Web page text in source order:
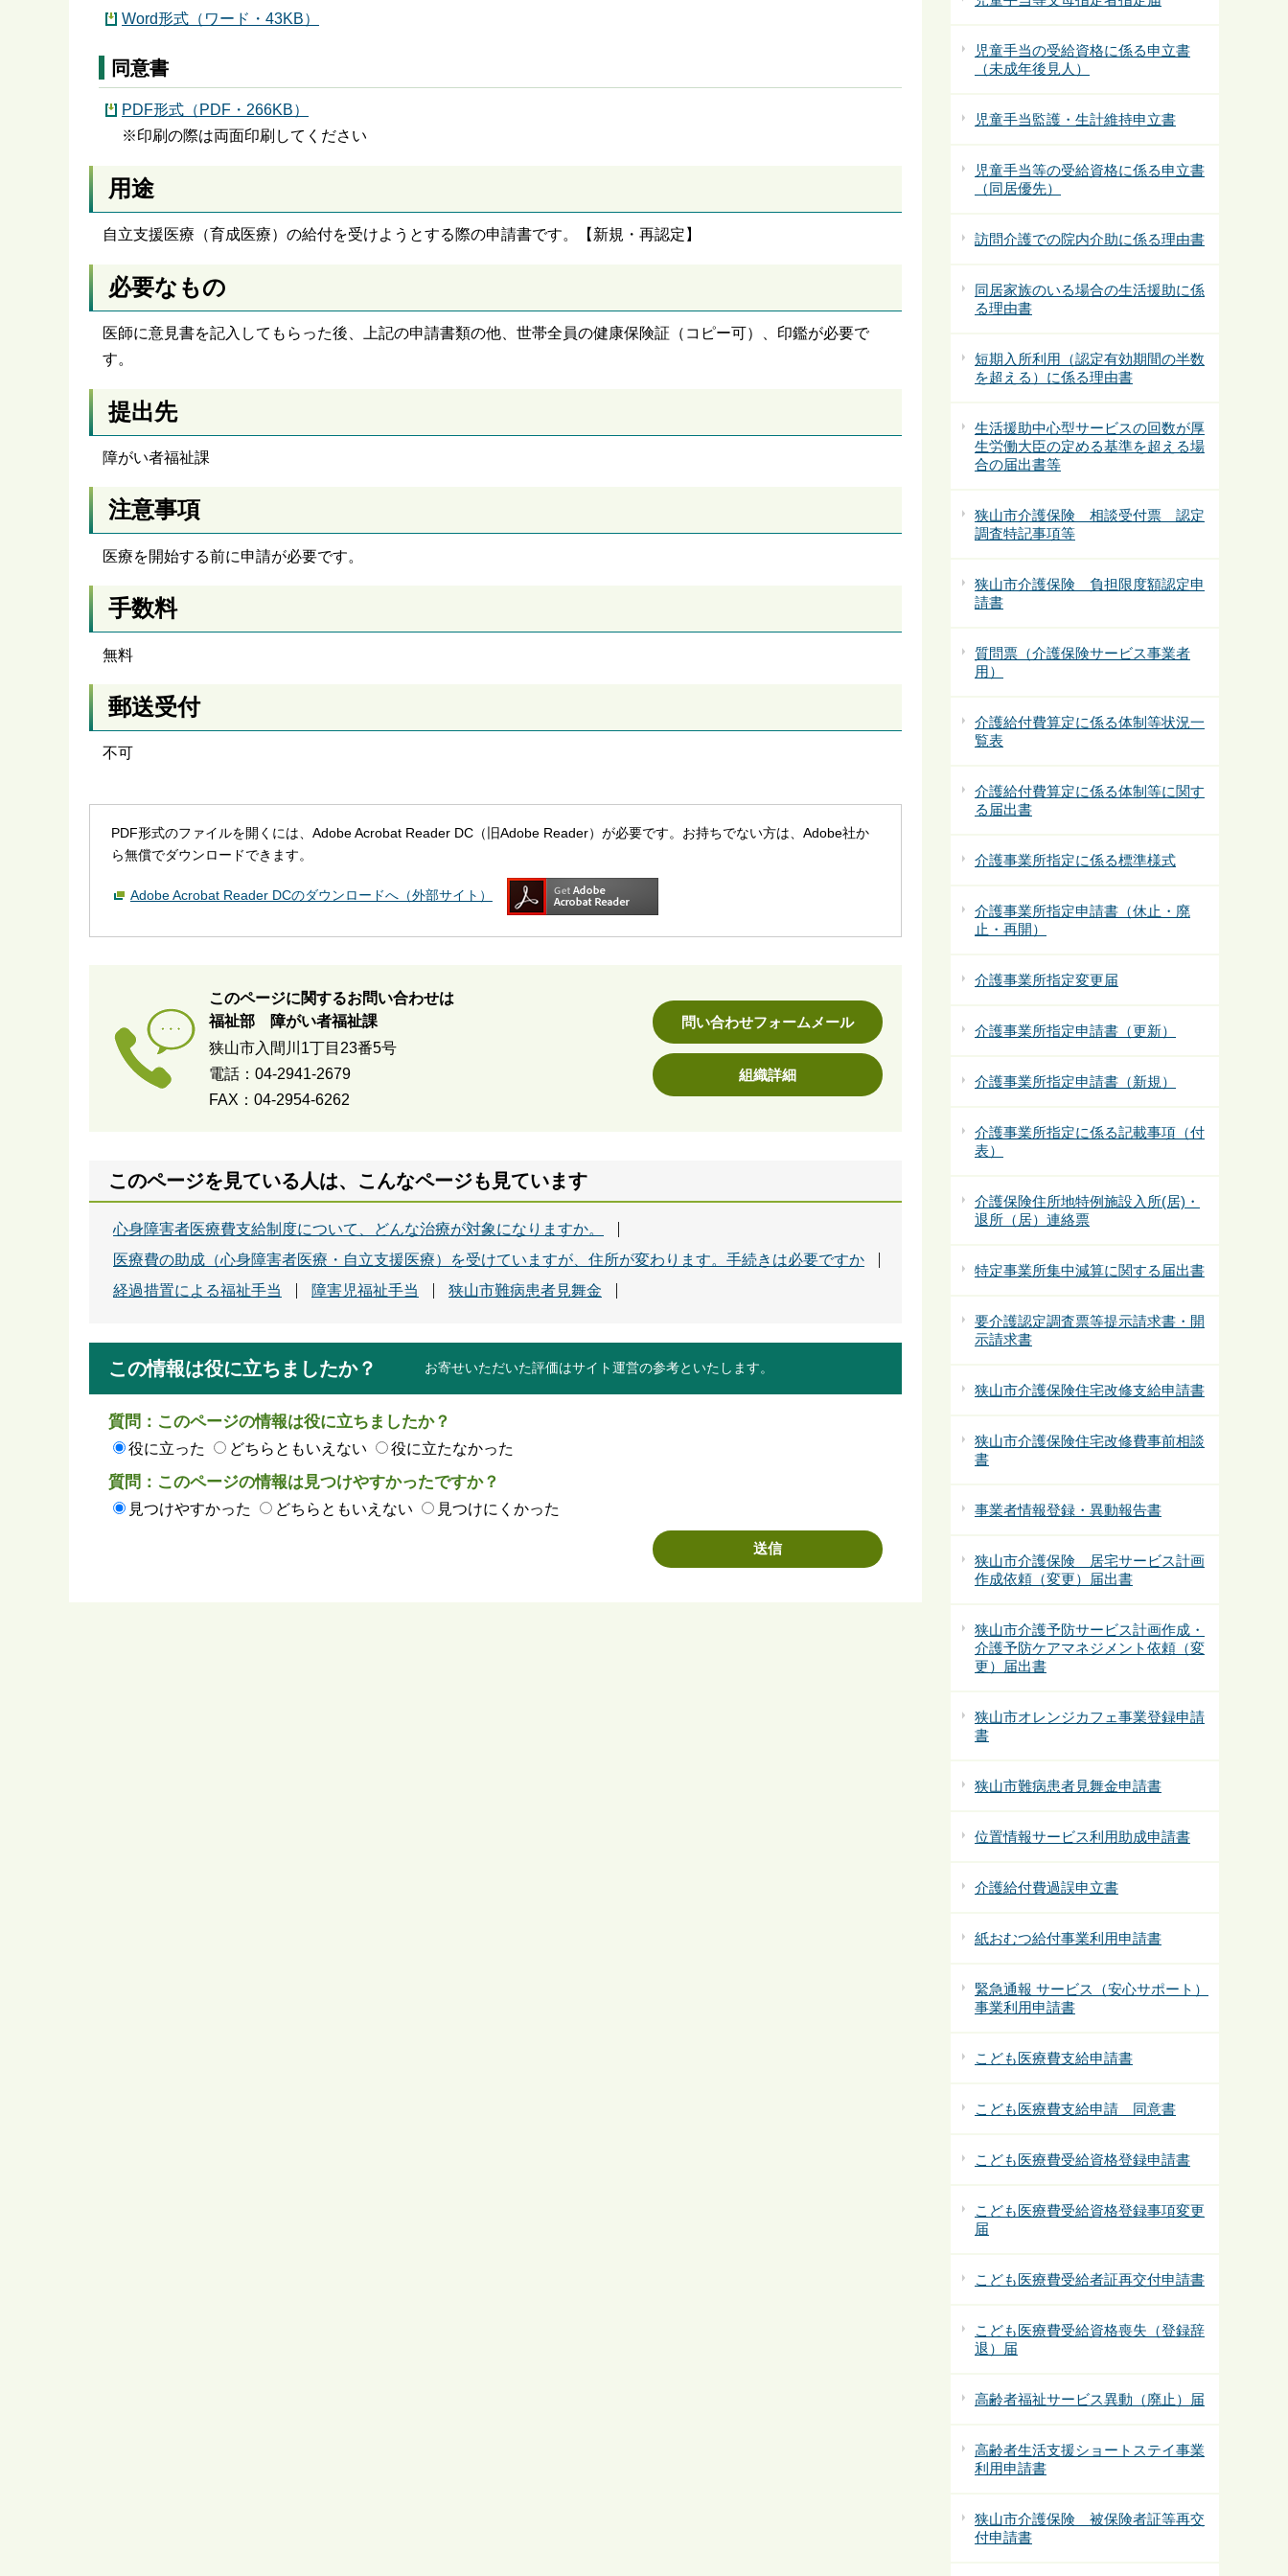
Word形式（ワード・43KB）
同意書
PDF形式（PDF・266KB）
※印刷の際は両面印刷してください
用途
自立支援医療（育成医療）の給付を受けようとする際の申請書です。【新規・再認定】
必要なもの
医師に意見書を記入してもらった後、上記の申請書類の他、世帯全員の健康保険証（コピー可）、印鑑が必要で
す。
提出先
障がい者福祉課
注意事項
医療を開始する前に申請が必要です。
手数料
無料
郵送受付
不可
PDF形式のファイルを開くには、Adobe Acrobat Reader DC（旧Adobe Reader）が必要です。お持ちでない方は、Adobe社か
ら無償でダウンロードできます。
Adobe Acrobat Reader DCのダウンロードへ（外部サイト）
このページに関するお問い合わせは
福祉部 障がい者福祉課
狭山市入間川1丁目23番5号
電話：04-2941-2679
FAX：04-2954-6262
問い合わせフォームメール
組織詳細
このページを見ている人は、こんなページも見ています
心身障害者医療費支給制度について、どんな治療が対象になりますか。
医療費の助成（心身障害者医療・自立支援医療）を受けていますが、住所が変わります。手続きは必要ですか
経過措置による福祉手当
障害児福祉手当 狭山市難病患者見舞金
この情報は役に立ちましたか？ お寄せいただいた評価はサイト運営の参考といたします。
質問：このページの情報は役に立ちましたか？
役に立った どちらともいえない 役に立たなかった
質問：このページの情報は見つけやすかったですか？
見つけやすかった どちらともいえない 見つけにくかった
児童手当の受給資格に係る申立書
（未成年後見人）
児童手当監護・生計維持申立書
児童手当等の受給資格に係る申立書
（同居優先）
訪問介護での院内介助に係る理由書
同居家族のいる場合の生活援助に係
る理由書
短期入所利用（認定有効期間の半数
を超える）に係る理由書
生活援助中心型サービスの回数が厚
生労働大臣の定める基準を超える場
合の届出書等
狭山市介護保険 相談受付票 認定
調査特記事項等
狭山市介護保険 負担限度額認定申
請書
質問票（介護保険サービス事業者
用）
介護給付費算定に係る体制等状況一
覧表
介護給付費算定に係る体制等に関す
る届出書
介護事業所指定に係る標準様式
介護事業所指定申請書（休止・廃
止・再開）
介護事業所指定変更届
介護事業所指定申請書（更新）
介護事業所指定申請書（新規）
介護事業所指定に係る記載事項（付
表）
介護保険住所地特例施設入所(居)・
退所（居）連絡票
特定事業所集中減算に関する届出書
要介護認定調査票等提示請求書・開
示請求書
狭山市介護保険住宅改修支給申請書
狭山市介護保険住宅改修費事前相談
書
事業者情報登録・異動報告書
狭山市介護保険 居宅サービス計画
作成依頼（変更）届出書
狭山市介護予防サービス計画作成・
介護予防ケアマネジメント依頼（変
更）届出書
狭山市オレンジカフェ事業登録申請
書
狭山市難病患者見舞金申請書
位置情報サービス利用助成申請書
介護給付費過誤申立書
紙おむつ給付事業利用申請書
緊急通報 サービス（安心サポート）
事業利用申請書
こども医療費支給申請書
こども医療費支給申請 同意書
こども医療費受給資格登録申請書
こども医療費受給資格登録事項変更
届
こども医療費受給者証再交付申請書
こども医療費受給資格喪失（登録辞
退）届
高齢者福祉サービス異動（廃止）届
高齢者生活支援ショートステイ事業
利用申請書
狭山市介護保険 被保険者証等再交
付申請書